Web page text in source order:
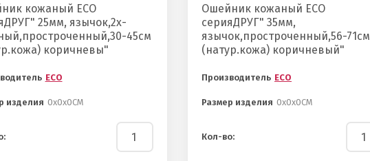
кожаный ECO
25мм, язычок,2х-
45см
коричневы"
ECO
изделия 0х0х0СМ
Ошейник кожаный ECO
серияДРУГ" 35мм,
язычок,простроченный,56-71см
(натур.кожа) коричневый"
Производитель ECO
Размер изделия 0х0х0СМ
Кол-во: